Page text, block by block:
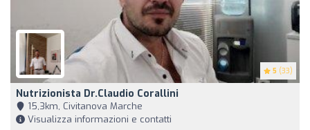
5 (33)
Nutrizionista Dr.Claudio Corallini
15,3km, Civitanova Marche
Visualizza informazioni e contatti